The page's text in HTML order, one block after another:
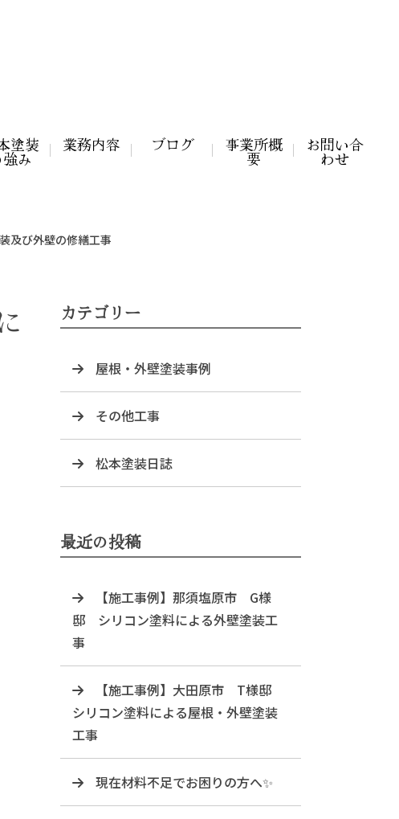
塗装
強み
業務内容 ブログ 事業所概
要
お問い合
わせ
及び外壁の修繕工事
カテゴリー
屋根・外壁塗装事例
その他工事
松本塗装日誌
最近の投稿
【施工事例】那須塩原市 G様
邸 シリコン塗料による外壁塗装工
事
【施工事例】大田原市 T様邸
シリコン塗料による屋根・外壁塗装
工事
現在材料不足でお困りの方へ✨